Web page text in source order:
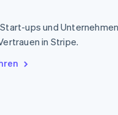
ups und
in Stripe.
Republik